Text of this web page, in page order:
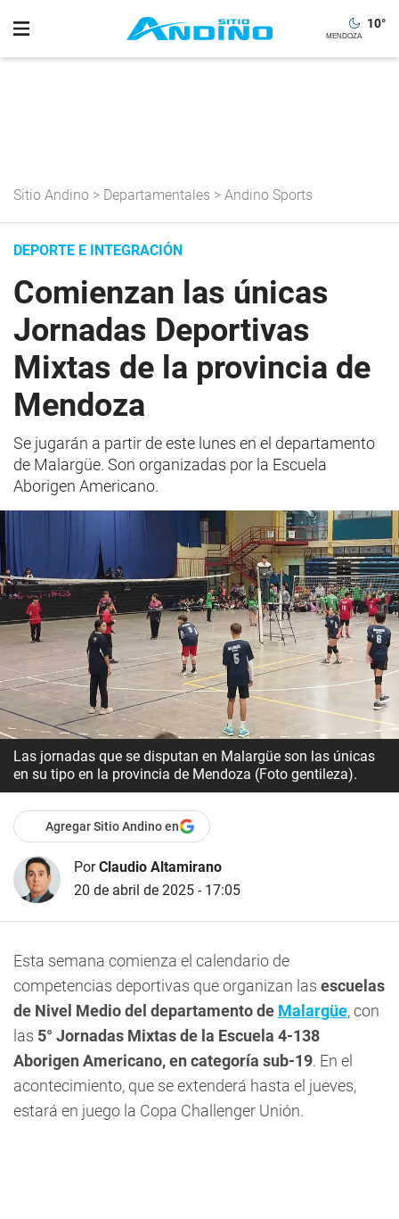
10°
Sitio Andino > Departamentales > Andino Sports
DEPORTE E INTEGRACIÓN
Comienzan las únicas
Jornadas Deportivas
Mixtas de la provincia de
Mendoza
Se jugarán a partir de este lunes en el departamento
de Malargüe. Son organizadas por la Escuela
Aborigen Americano.
Las jornadas que se disputan en Malargüe son las únicas
en su tipo en la provincia de Mendoza (Foto gentileza).
Agregar Sitio Andino en
PorClaudio Altamirano
20 de abril de 2025 - 17:05
Esta semana comienza el calendario de
competencias deportivas que organizan las escuelas
de Nivel Medio del departamento de Malargüe, con
las 5° Jornadas Mixtas de la Escuela 4-138
Aborigen Americano, en categoría sub-19. En el
acontecimiento, que se extenderá hasta el jueves,
estará en juego la Copa Challenger Unión.